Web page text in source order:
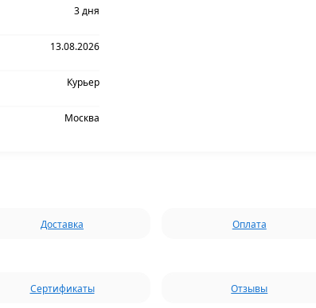
3 дня
13.08.2026
Курьер
Москва
Доставка Оплата
Сертификаты Отзывы